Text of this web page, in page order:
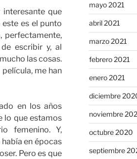
que
es el punto
perfectamente,
escribir y, al
las cosas.
me han
en los años
lo que estamos
femenino. Y,
en épocas
Pero es que
mayo 2021
abril 2021
marzo 2021
febrero 2021
enero 2021
diciembre
noviembre
octubre 2020
septiembre